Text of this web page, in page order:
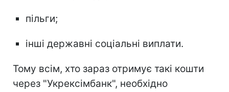
пільги;
інші державні соціальні виплати.
Тому всім, хто зараз отримує такі кошти
через "Укрексімбанк", необхідно